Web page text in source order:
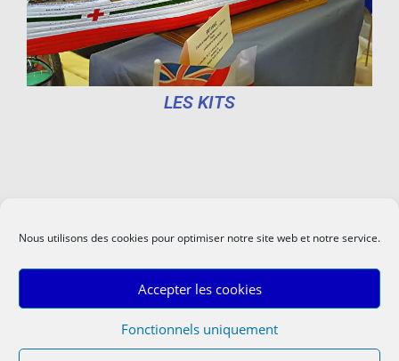
Nous utilisons des cookies pour optimiser notre site web et notre service.
Accepter les cookies
Fonctionnels uniquement
LES KITS